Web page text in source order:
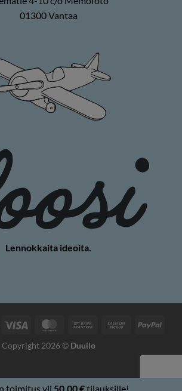
01300 Vantaa
Lennokkaita ideoita.
Visa MasterCardPankkisiirtoKäteisellä
Copyright 2026 © Duuilo
toimitus yli 50,00€tilauksille!